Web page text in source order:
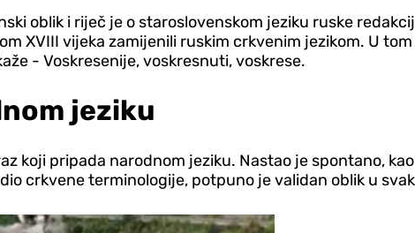
oblik i riječ je o staroslovenskom jeziku ruske
XVIII vijeka zamijenili ruskim crkvenim jezikom. U
- Voskresenije, voskresnuti, voskrese.
jeziku
koji pripada narodnom jeziku. Nastao je spontano,
crkvene terminologije, potpuno je validan oblik u